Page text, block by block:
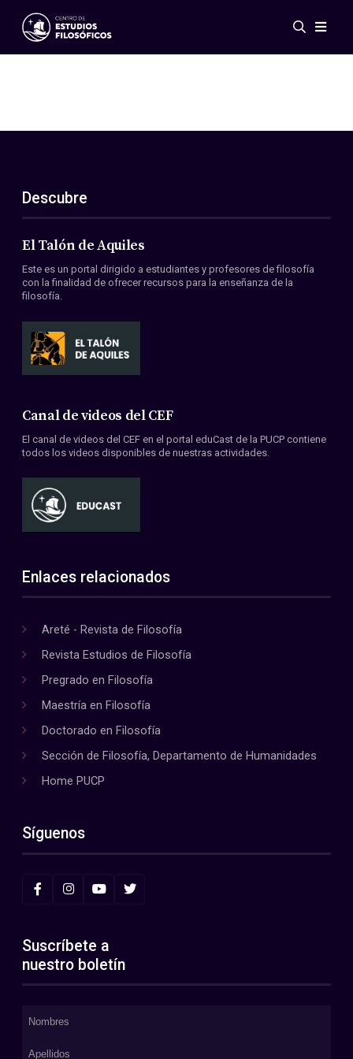
Eventos
ES
EN
Acerca de nosotros
Miembros
Convenios
Descubre
El Talón de Aquiles
Este es un portal dirigido a estudiantes y profesores de filosofía
con la finalidad de ofrecer recursos para la enseñanza de la
filosofía.
Canal de videos del CEF
El canal de videos del CEF en el portal eduCast de la PUCP contiene
todos los videos disponibles de nuestras actividades.
Enlaces relacionados
Areté - Revista de Filosofía
Revista Estudios de Filosofía
Pregrado en Filosofía
Maestría en Filosofía
Doctorado en Filosofía
Sección de Filosofía, Departamento de Humanidades
Home PUCP
Síguenos
Suscríbete a
nuestro boletín